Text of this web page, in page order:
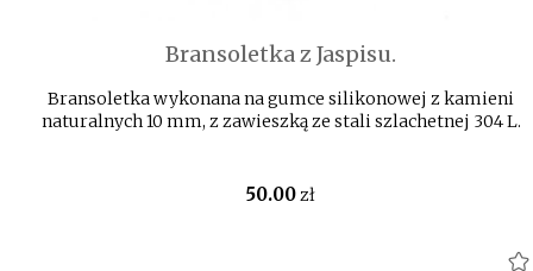
Bransoletka z Jaspisu.
Bransoletka wykonana na gumce silikonowej z kamieni
naturalnych 10 mm, z zawieszką ze stali szlachetnej 304 L.
50.00 zł